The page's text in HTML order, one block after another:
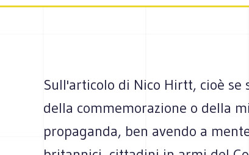
Sull'articolo di Nico Hirtt, cioè se
della commemorazione o della
propaganda, ben avendo a